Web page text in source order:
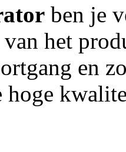
ben je
het
en
hoge